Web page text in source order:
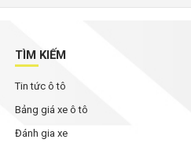
TÌM KIẾM
Tin tức ô tô
Bảng giá xe ô tô
Đánh gia xe